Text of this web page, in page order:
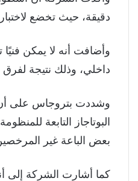
دقيقة، حيث تخضع
وأضافت أنه لا يمكن فنيًا
داخلي، وذلك نتيجة
وشددت بتروجاس على أن
البوتاجاز التابعة
بعض الباعة غير